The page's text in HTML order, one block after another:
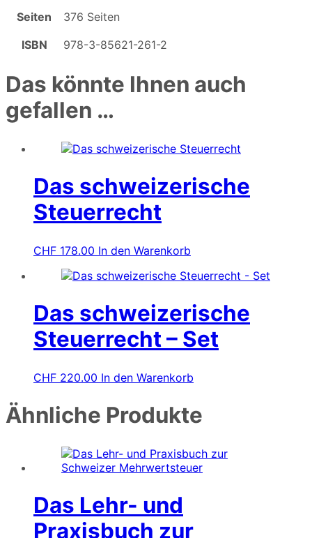
Seiten
376 Seiten
ISBN
978-3-85621-261-2
Das könnte Ihnen auch
gefallen …
Das schweizerische
Steuerrecht
CHF 178.00 In den Warenkorb
Das schweizerische
Steuerrecht – Set
CHF 220.00 In den Warenkorb
Ähnliche Produkte
Das Lehr- und
Praxisbuch zur